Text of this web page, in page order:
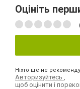
Оцініть
Ніхто ще не
Авторизуйтесь
щоб оцінити і